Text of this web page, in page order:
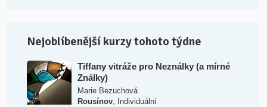
Nejoblíbenější kurzy tohoto týdne
Tiffany vitráže pro Neználky (a mírné
Ználky)
Marie Bezuchová
Rousínov, Individuální